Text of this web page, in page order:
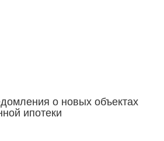
о новых объектах
ипотеки